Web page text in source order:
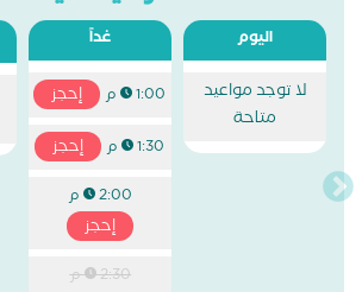
اليوم
لا توجد مواعيد
متاحة
غداً
1:00 م إحجز
1:30 م إحجز
2:00 م
إحجز
2:30 م